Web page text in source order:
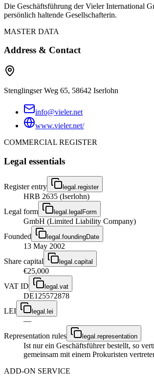
Die Geschäftsführung der Vieler International
persönlich haltende Gesellschafterin.
MASTER DATA
Address & Contact
Stenglingser Weg 65, 58642 Iserlohn
info@vieler.net
www.vieler.net/
COMMERCIAL REGISTER
Legal essentials
Register entry legal.register
HRB 2635 (Iserlohn)
Legal form
legal.legalForm
GmbH (Limited Liability Company)
Founded
legal.foundingDate
13 May 2002
Share capital
legal.capital
€25,000
VAT ID
legal.vat
DE125572878
LEI
legal.lei
—
Representation rules
legal.representation
Ist nur ein Geschäftsführer bestellt, so
gemeinsam mit einem Prokuristen
ADD-ON SERVICE